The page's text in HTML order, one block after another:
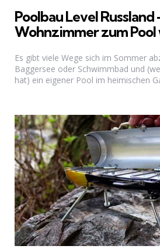
Poolbau Level Russland
Wohnzimmer zum
Es gibt viele Wege sich im Sommer
Baggersee oder Schwimmbad und
hat) ein eigener Pool im heimischen